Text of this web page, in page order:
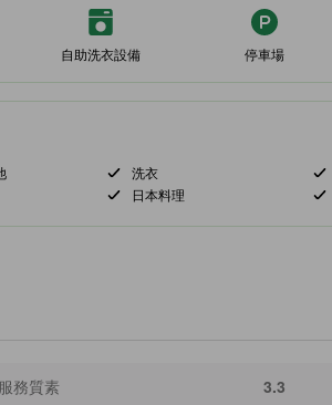
自助洗衣設備 停車場
洗衣
日本料理
服務質素 3.3